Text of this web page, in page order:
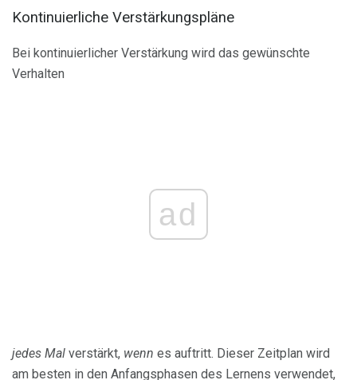
Kontinuierliche Verstärkungspläne
Bei kontinuierlicher Verstärkung wird das gewünschte
Verhalten
ad
jedes Mal verstärkt, wenn es auftritt. Dieser Zeitplan wird
am besten in den Anfangsphasen des Lernens verwendet,